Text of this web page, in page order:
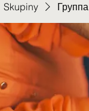
Skupiny Группа